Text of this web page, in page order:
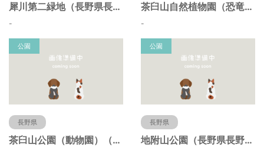
犀川第二緑地（長野県長野市）
-
茶臼山自然植物園（恐竜園）（長野県長野市）
-
公園
長野県
茶臼山公園（動物園）（長野県長野市）
公園
長野県
地附山公園（長野県長野市）